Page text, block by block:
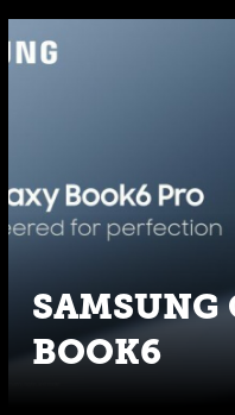
SAMSUNG
BOOK6